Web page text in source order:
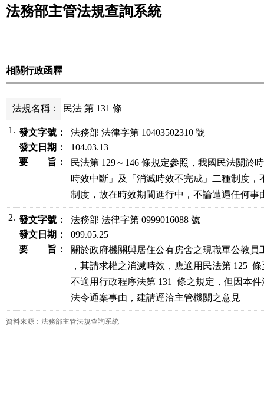
法務部主管法規查詢系統
相關行政函釋
法規名稱： 民法 第 131 條
1. 發文字號：
法務部 法律字第 10403502310 號
發文日期：
104.03.13
要 旨：
民法第 129～146 條規定參照，我國民法關於
時效中斷」及「消滅時效不完成」二種制度，
制度，故在時效期間進行中，不論遭遇任何事
2. 發文字號：
法務部 法律字第 0999016088 號
發文日期：
099.05.25
要 旨：
關於政府機關與居住公有房舍之現職軍公教員
，其請求權之消滅時效，應適用民法第 125
不適用行政程序法第 131  條之規定，但因本
法令通案事由，建請逕洽主管機關之意見
資料來源：法務部主管法規查詢系統